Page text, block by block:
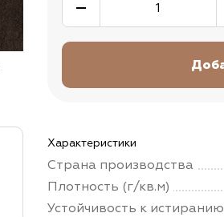
Характеристики
Страна производства
Плотность (г/кв.м)
Устойчивость к истиранию